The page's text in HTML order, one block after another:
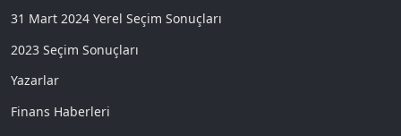
31 Mart 2024 Yerel Seçim Sonuçları
2023 Seçim Sonuçları
Yazarlar
Finans Haberleri